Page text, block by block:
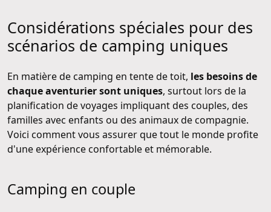
Considérations spéciales pour des
scénarios de camping uniques
En matière de camping en tente de toit, les besoins de
chaque aventurier sont uniques, surtout lors de la
planification de voyages impliquant des couples, des
familles avec enfants ou des animaux de compagnie.
Voici comment vous assurer que tout le monde profite
d'une expérience confortable et mémorable.
Camping en couple